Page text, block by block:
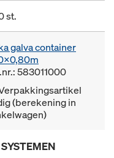
st.
galva container
583011000
(berekening in